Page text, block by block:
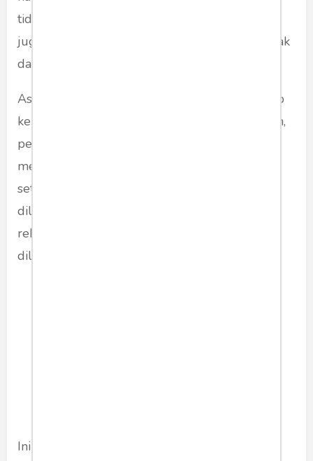
tidak menampik bahwa sebelum tahun 1965
juga terjadi hal-hal buruk. Ada aksi-aksi sepihak
dari PKI dan Barisan Tani Indonesia (BTI).
Asvi menjelaskan ada serangan Lekra terhadap
kelompok Manikebu yang tidak terpuji. Namun,
pembantaian yang terjadi sesudahnya
merupakan pembalasan yang lebih dari
setimpal. Kenapa sesudah tahun 1966 masih
dilanjutkan permusuhan itu. Seharusnya
rekonsiliasi seluruh anggota masyarakat
dilakukan pada tahun 1966.
Ini diantaranya beredar lewat klaim adanya